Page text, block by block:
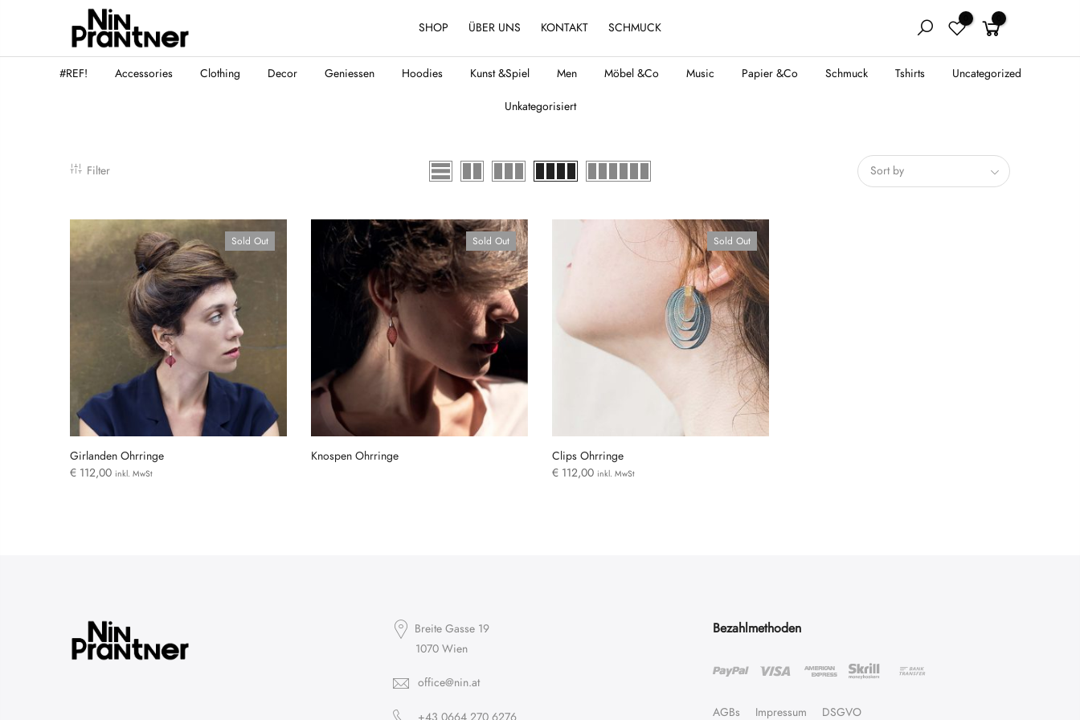
SHOP ÜBER UNS KONTAKT SCHMUCK
#REF! Accessories Clothing Decor Geniessen Hoodies Kunst &Spiel Men Möbel &Co Music Papier &Co Schmuck Tshirts Uncategorized
Unkategorisiert
Filter Sort by
Sold Out
Girlanden Ohrringe
€ 112,00 inkl. MwSt
Sold Out
Knospen Ohrringe
Sold Out
Clips Ohrringe
€ 112,00 inkl. MwSt
Breite Gasse 19
1070 Wien
office@nin.at
Bezahlmethoden
AGBs Impressum DSGVO